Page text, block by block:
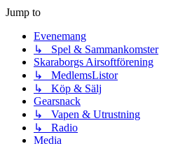
Jump to
Evenemang
↳ Spel & Sammankomster
Skaraborgs Airsoftförening
↳ MedlemsListor
↳ Köp & Sälj
Gearsnack
↳ Vapen & Utrustning
↳ Radio
Media